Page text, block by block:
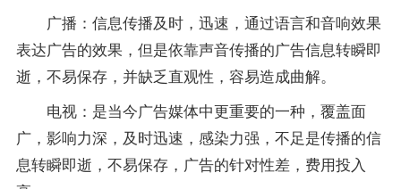
广播：信息传播及时，迅速，通过语言和音响效果
表达广告的效果，但是依靠声音传播的广告信息转瞬即
逝，不易保存，并缺乏直观性，容易造成曲解。
电视：是当今广告媒体中更重要的一种，覆盖面
广，影响力深，及时迅速，感染力强，不足是传播的信
息转瞬即逝，不易保存，广告的针对性差，费用投入